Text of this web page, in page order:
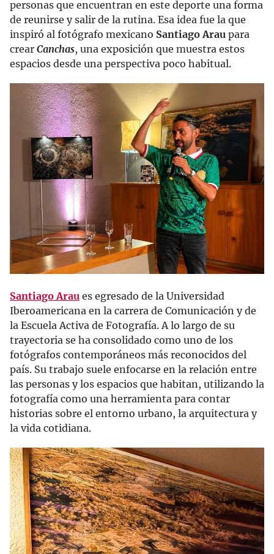
personas que encuentran en este deporte una forma
de reunirse y salir de la rutina. Esa idea fue la que
inspiró al fotógrafo mexicano Santiago Arau para
crear Canchas, una exposición que muestra estos
espacios desde una perspectiva poco habitual.
Santiago Arau es egresado de la Universidad
Iberoamericana en la carrera de Comunicación y de
la Escuela Activa de Fotografía. A lo largo de su
trayectoria se ha consolidado como uno de los
fotógrafos contemporáneos más reconocidos del
país. Su trabajo suele enfocarse en la relación entre
las personas y los espacios que habitan, utilizando la
fotografía como una herramienta para contar
historias sobre el entorno urbano, la arquitectura y
la vida cotidiana.